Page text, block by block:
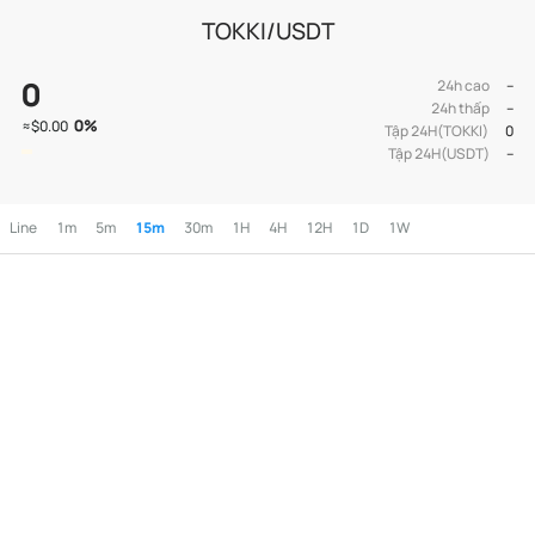
TOKKI/USDT
0
≈$0.00 0%
24h cao
--
24h thấp
--
Tập 24H(TOKKI)
0
Tập 24H(USDT)
--
Line 1m 5m 15m 30m 1H 4H 12H 1D 1W